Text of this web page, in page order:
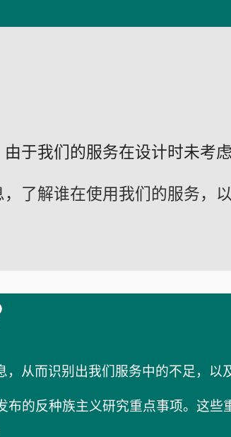
于我们的服务在设计时未考
了解谁在使用我们的服务，
从而识别出我们服务中的不足，以
的反种族主义研究重点事项。这些